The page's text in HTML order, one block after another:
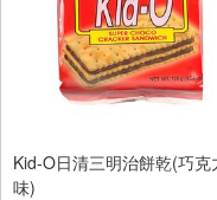
Kid-O日清三明治餅乾(巧克
味)